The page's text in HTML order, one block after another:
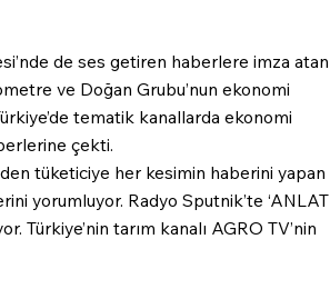
de ses getiren haberlere imza atan
ve Doğan Grubu’nun ekonomi
tematik kanallarda ekonomi
çekti.
tüketiciye her kesimin haberini yapan
yorumluyor. Radyo Sputnik’te ‘ANLAT
Türkiye’nin tarım kanalı AGRO TV’nin